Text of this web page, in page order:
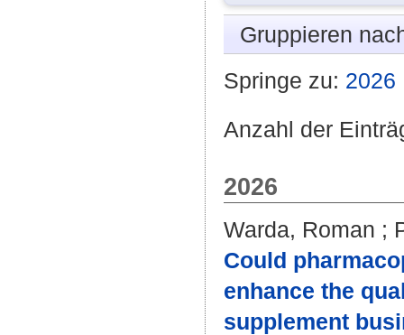
Gruppieren
Springe zu: 2026
Anzahl der
2026
Warda, Roman ;
Could
enhance the
supplement